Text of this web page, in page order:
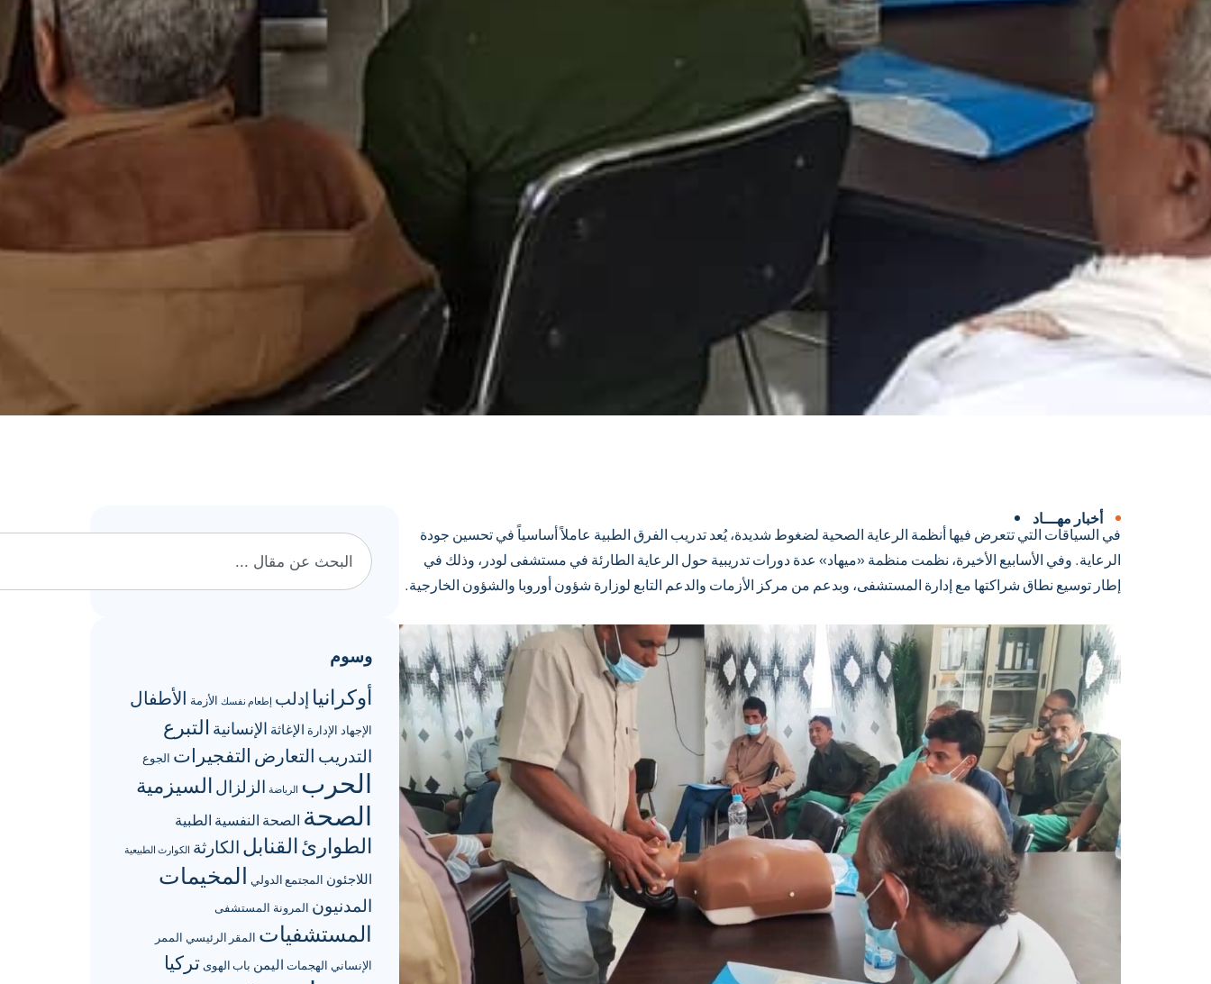
أخبار مهـــاد
في السياقات التي تتعرض فيها أنظمة الرعاية الصحية لضغوط شديدة، يُعد تدريب الفرق الطبية عاملاً أساسياً في تحسين جودة
الرعاية. وفي الأسابيع الأخيرة، نظمت منظمة «ميهاد» عدة دورات تدريبية حول الرعاية الطارئة في مستشفى لودر، وذلك في
إطار توسيع نطاق شراكتها مع إدارة المستشفى، وبدعم من مركز الأزمات والدعم التابع لوزارة شؤون أوروبا والشؤون الخارجية.
وسوم
أوكرانيا إدلب إطعام نفسك الأزمة الأطفال
الإجهاد الإدارة الإغاثة الإنسانية التبرع
التدريب التعارض التفجيرات الجوع
الحرب الرياضة الزلزال السيزمية
الصحة الصحة النفسية الطبية
الطوارئالقنابل الكارثة الكوارث الطبيعية
اللاجئون المجتمع الدولي المخيمات
المدنيون المرونة المستشفى
المستشفيات المقر الرئيسي الممر
الإنساني الهجمات اليمن باب الهوى تركيا